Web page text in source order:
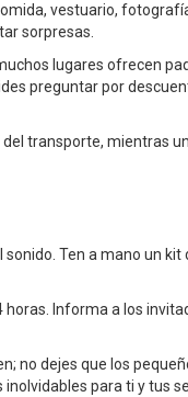
vestuario,
sorpresas.
lugares ofrecen
preguntar por
transporte, mientras
Ten a mano un
Informa a los
no dejes que los
para ti y tus